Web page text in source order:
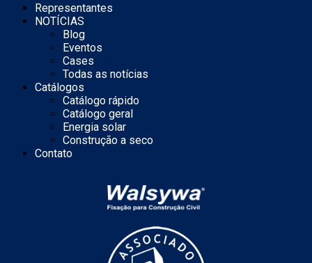
Representantes
NOTÍCIAS
Blog
Eventos
Cases
Todas as notícias
Catálogos
Catálogo rápido
Catálogo geral
Energia solar
Construção a seco
Contato